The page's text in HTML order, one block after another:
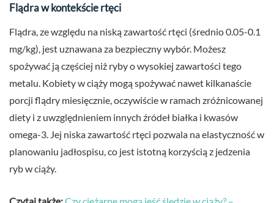
Flądra w kontekście rtęci
Flądra, ze względu na niską zawartość rtęci (średnio 0.05-0.1
mg/kg), jest uznawana za bezpieczny wybór. Możesz
spożywać ją częściej niż ryby o wysokiej zawartości tego
metalu. Kobiety w ciąży mogą spożywać nawet kilkanaście
porcji flądry miesięcznie, oczywiście w ramach zróżnicowanej
diety i z uwzględnieniem innych źródeł białka i kwasów
omega-3. Jej niska zawartość rtęci pozwala na elastyczność w
planowaniu jadłospisu, co jest istotną korzyścią z jedzenia
ryb w ciąży.